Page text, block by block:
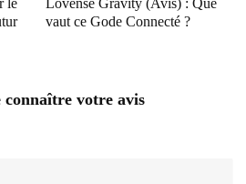
vaut ce Gode Connecté ?
connaître votre avis